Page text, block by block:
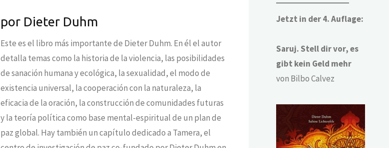
por Dieter Duhm
Este es el libro más importante de Dieter Duhm. En él el autor
detalla temas como la historia de la violencia, las posibilidades
de sanación humana y ecológica, la sexualidad, el modo de
existencia universal, la cooperación con la naturaleza, la
eficacia de la oración, la construcción de comunidades futuras
y la teoría política como base mental-espiritual de un plan de
paz global. Hay también un capítulo dedicado a Tamera, el
Jetzt in der 4. Auflage:
Saruj. Stell dir vor, es
gibt kein Geld mehr
von Bilbo Calvez